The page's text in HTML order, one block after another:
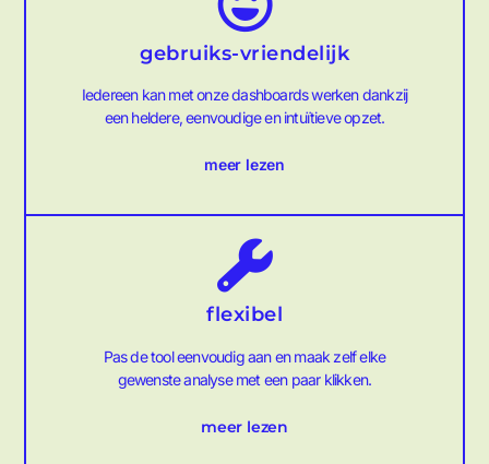
gebruiks-vriendelijk
Iedereen kan met onze dashboards werken dankzij
een heldere, eenvoudige en intuïtieve opzet.
meer lezen
flexibel
Pas de tool eenvoudig aan en maak zelf elke
gewenste analyse met een paar klikken.
meer lezen